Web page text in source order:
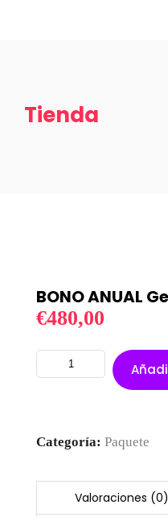
Tienda
BONO ANUAL
€480,00
Categoría: Paquete